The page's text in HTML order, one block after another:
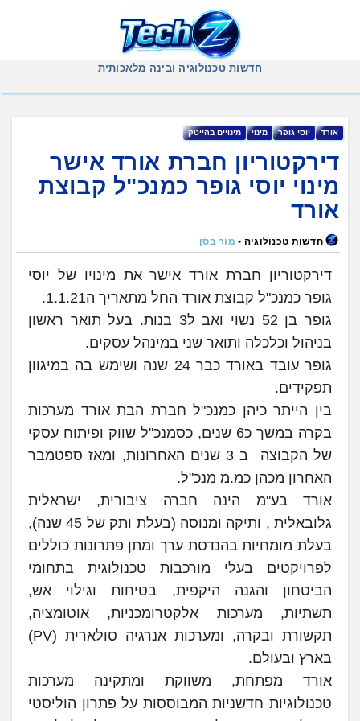
חדשות טכנולוגיה ובינה מלאכותית
אורד יוסי גופר ‏מינוי מינויים בהייטק
דירקטוריון חברת אורד אישר
מינוי יוסי גופר כמנכ"ל קבוצת
אורד
חדשות טכנולוגיה - מור בסן
דירקטוריון חברת אורד אישר את מינויו של יוסי
גופר כמנכ"ל קבוצת אורד החל מתאריך ה1.1.21.
גופר בן 52 נשוי ואב ל3 בנות. בעל תואר ראשון
בניהול וכלכלה ותואר שני במינהל עסקים.
גופר עובד באורד כבר 24 שנה ושימש בה במיגוון
תפקידים.
בין הייתר כיהן כמנכ"ל חברת הבת אורד מערכות
בקרה במשך כ6 שנים, כסמנכ"ל שווק ופיתוח עסקי
של הקבוצה ב 3 שנים האחרונות, ומאז ספטמבר
האחרון מכהן כמ.מ מנכ"ל.
אורד בע"מ הינה חברה ציבורית, ישראלית
גלובאלית , ותיקה ומנוסה (בעלת ותק של 45 שנה),
בעלת מומחיות בהנדסת ערך ומתן פתרונות כוללים
לפרויקטים בעלי מורכבות טכנולוגית בתחומי
הביטחון והגנה היקפית, בטיחות וגילוי אש,
תשתיות, מערכות אלקטרומכניות, אוטומציה,
תקשורת ובקרה, ומערכות אנרגיה סולארית (PV)
בארץ ובעולם.
אורד מפתחת, משווקת ומתקינה מערכות
טכנולוגיות חדשניות המבוססות על פתרון הוליסטי